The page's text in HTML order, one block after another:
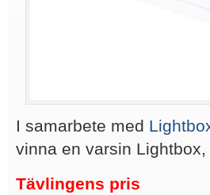
I samarbete med
vinna en varsin Lightbox,
Tävlingens pris